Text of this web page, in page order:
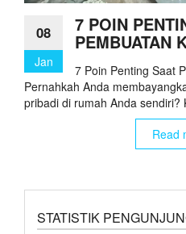
08
Jan
7 POIN
PEMBUATAN
7 Poin Penting Saat
Pernahkah Anda
pribadi di rumah Anda
Read
STATISTIK